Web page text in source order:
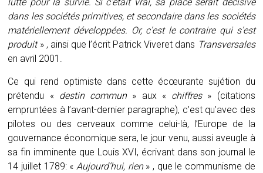
dans les sociétés primitives, et secondaire dans les sociétés
matériellement développées. Or, c’est le contraire qui s’est
produit» , ainsi que l’écrit Patrick Viveret dans Transversales
en avril 2001.
Ce qui rend optimiste dans cette écœurante sujétion du
prétendu « destin commun» aux « chiffres» (citations
empruntées à l’avant-dernier paragraphe), c’est qu’avec des
pilotes ou des cerveaux comme celui-là, l’Europe de la
gouvernance économique sera, le jour venu, aussi aveugle à
sa fin imminente que Louis XVI, écrivant dans son journal le
14 juillet 1789: «Aujourd’hui, rien» , que le communisme de